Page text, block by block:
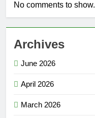
No comments to show.
Archives
June 2026
April 2026
March 2026